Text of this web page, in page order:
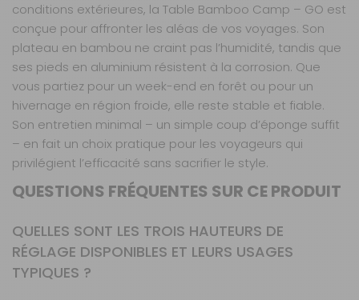
conditions extérieures, la Table Bamboo Camp – GO est
conçue pour affronter les aléas de vos voyages. Son
plateau en bambou ne craint pas l’humidité, tandis que
ses pieds en aluminium résistent à la corrosion. Que
vous partiez pour un week-end en forêt ou pour un
hivernage en région froide, elle reste stable et fiable.
Son entretien minimal – un simple coup d’éponge suffit
– en fait un choix pratique pour les voyageurs qui
privilégient l’efficacité sans sacrifier le style.
QUESTIONS FRÉQUENTES SUR CE PRODUIT
QUELLES SONT LES TROIS HAUTEURS DE
RÉGLAGE DISPONIBLES ET LEURS USAGES
TYPIQUES ?